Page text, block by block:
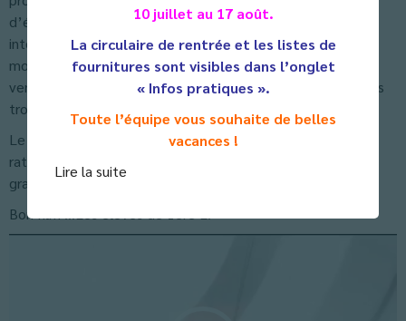
10 juillet au 17 août.
La circulaire de rentrée et les listes de
fournitures sont visibles dans l’onglet
« Infos pratiques ».
Toute l’équipe vous souhaite de belles
vacances !
Lire la suite
d’étudier dans un pays de l’ Union Européenne. Puis, il
interroge divers étudiants, d’horizons variés, sur leurs
motivations, les préjugés qu’ils pouvaient avoir avant de
venir, ceux auxquels ils ont été confrontés et l’intérêt qu’ils
trouvent à étudier dans un pays étranger.
Le document vidéo qui suit se termine par un bonus des
ratés. Le son n’est malheureusement pas toujours de très
grand qualité, vous nous en excuserez…
Bon film …Les élèves de 1ère L.